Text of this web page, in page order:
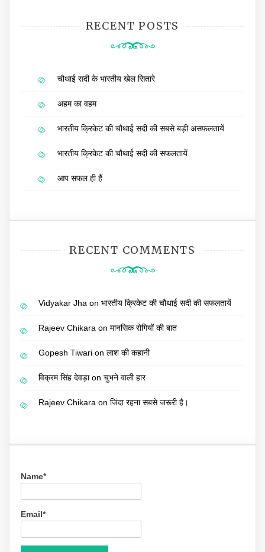
RECENT POSTS
चौथाई सदी के भारतीय खेल सितारे
अहम का वहम
भारतीय क्रिकेट की चौथाई सदी की सबसे बड़ी असफलतायें
भारतीय क्रिकेट की चौथाई सदी की सफलतायें
आप सफल ही हैं
RECENT COMMENTS
Vidyakar Jha on भारतीय क्रिकेट की चौथाई सदी की सफलतायें
Rajeev Chikara on मानसिक रोगियों की बात
Gopesh Tiwari on लाश की कहानी
विक्रम सिंह देवड़ाon चुभने वाली हार
Rajeev Chikara on जिंदा रहना सबसे जरूरी है।
Name*
Email*